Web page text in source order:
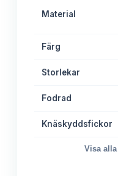
Material
Färg
Storlekar
Fodrad
Knäskyddsfickor
Visa alla